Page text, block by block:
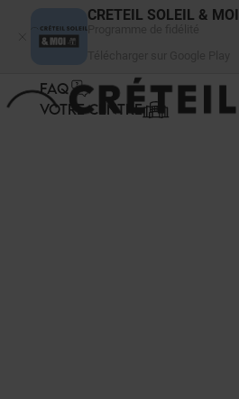
CRETEIL SOLEIL & MOI
FAQ
VOTRE CENTRE
Panneau de gestion des cookies